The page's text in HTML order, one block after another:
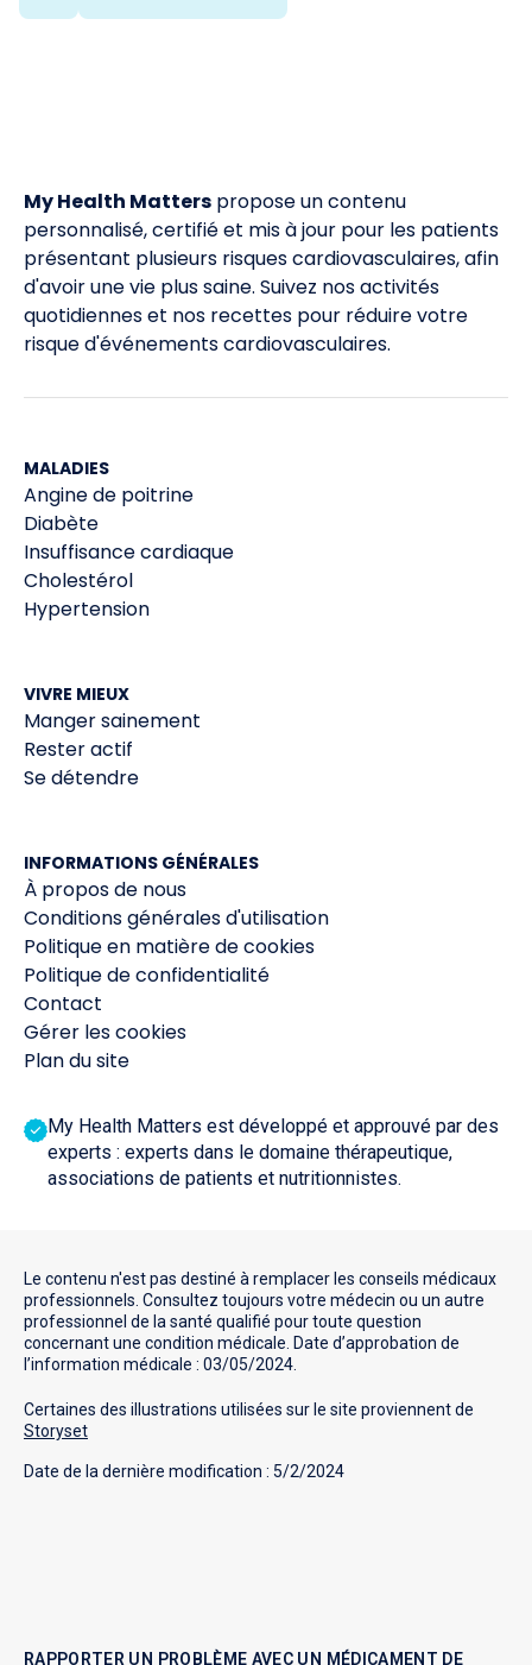
My Health Matters propose un contenu
personnalisé, certifié et mis à jour pour les patients
présentant plusieurs risques cardiovasculaires, afin
d'avoir une vie plus saine. Suivez nos activités
quotidiennes et nos recettes pour réduire votre
risque d'événements cardiovasculaires.
MALADIES
Angine de poitrine
Diabète
Insuffisance cardiaque
Cholestérol
Hypertension
VIVRE MIEUX
Manger sainement
Rester actif
Se détendre
INFORMATIONS GÉNÉRALES
À propos de nous
Conditions générales d'utilisation
Politique en matière de cookies
Politique de confidentialité
Contact
Gérer les cookies
Plan du site
My Health Matters est développé et approuvé par des
experts : experts dans le domaine thérapeutique,
associations de patients et nutritionnistes.
Le contenu n'est pas destiné à remplacer les conseils médicaux
professionnels. Consultez toujours votre médecin ou un autre
professionnel de la santé qualifié pour toute question
concernant une condition médicale. Date d’approbation de
l’information médicale : 03/05/2024.
Certaines des illustrations utilisées sur le site proviennent de
Storyset
Date de la dernière modification : 5/2/2024
RAPPORTER UN PROBLÈME AVEC UN MÉDICAMENT DE